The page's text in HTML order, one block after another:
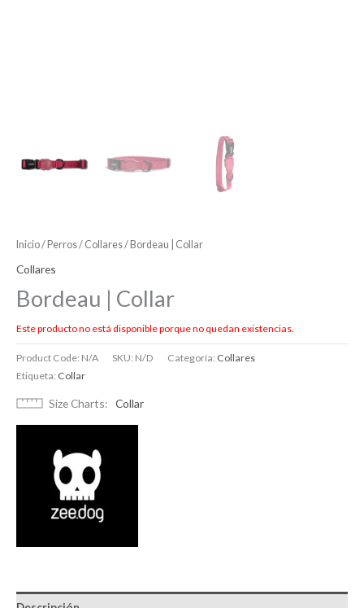
Inicio/Perros/ Collares/ Bordeau | Collar
Collares
Bordeau | Collar
Este producto no está disponible porque no quedan existencias.
Product Code: N/A SKU: N/D Categoría: Collares
Etiqueta: Collar
Size Charts Collar